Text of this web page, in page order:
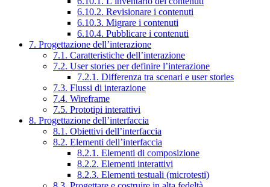
6.10.2. Revisionare i contenuti
6.10.3. Migrare i contenuti
6.10.4. Pubblicare i contenuti
7. Progettazione dell’interazione
7.1. Caratteristiche dell’interazione
7.2. User stories per definire l’interazione
7.2.1. Differenza tra scenari e user stories
7.3. Flussi di interazione
7.4. Wireframe
7.5. Prototipi interattivi
8. Progettazione dell’interfaccia
8.1. Obiettivi dell’interfaccia
8.2. Elementi dell’interfaccia
8.2.1. Elementi di composizione
8.2.2. Elementi interattivi
8.2.3. Elementi testuali (microtesti)